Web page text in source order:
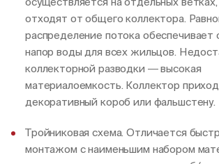
отходят от общего коллектора.
распределение потока обеспечивает
напор воды для всех жильцов.
коллекторной разводки ― высокая
материалоемкость. Коллектор
декоративный короб или фальшстену.
Тройниковая схема. Отличается
монтажом с наименьшим набором